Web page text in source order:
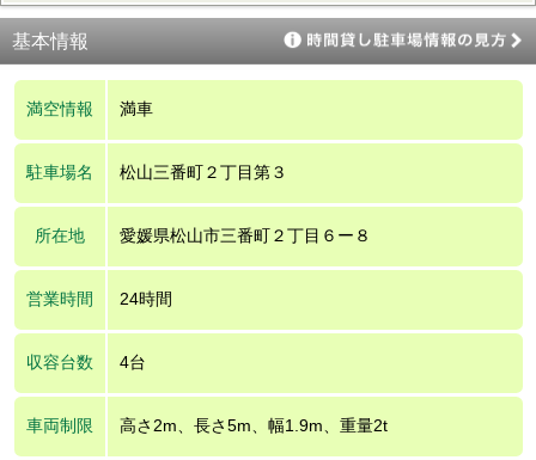
基本情報
満空情報 満車
駐車場名 松山三番町２丁目第３
所在地 愛媛県松山市三番町２丁目６ー８
営業時間 24時間
収容台数 4台
車両制限 高さ2m、長さ5m、幅1.9m、重量2t